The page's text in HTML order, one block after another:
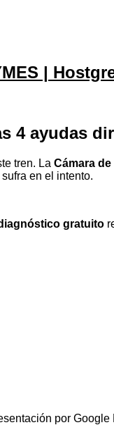
|
4 ayudas
tren. La Cámara
en el intento.
gratuito
por Google